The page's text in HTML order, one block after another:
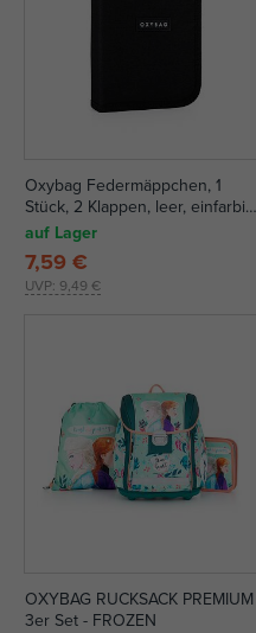
Oxybag Federmäppchen, 1
Stück, 2 Klappen, leer, einfarbig
schwarz
auf Lager
UVP: 9,49 €
7,59 €
OXYBAG RUCKSACK PREMIUM
3er Set - FROZEN